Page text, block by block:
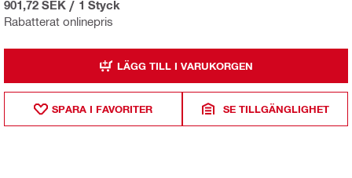
Rabatterat onlinepris
901,72 SEK / 1 Styck
LÄGG TILL I VARUKORGEN
SPARA I FAVORITER SE TILLGÄNGLIGHET